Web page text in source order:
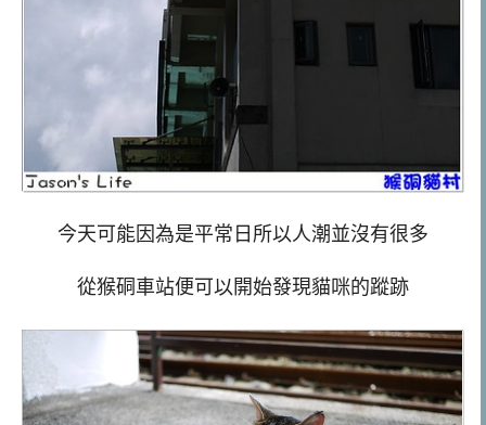
今天可能因為是平常日所以人潮並沒有很多
從猴硐車站便可以開始發現貓咪的蹤跡